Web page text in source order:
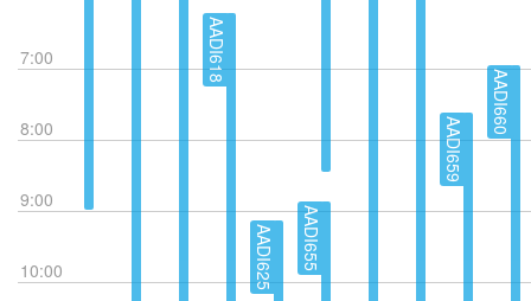
7:00
8:00
9:00
10:00
AADI618
AADI625 AADI655
AADI659
AADI660